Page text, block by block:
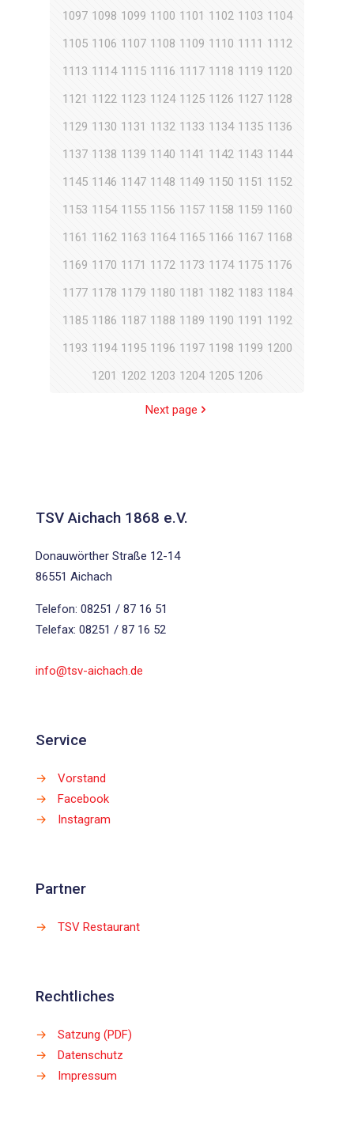
1097 1098 1099 1100 1101 1102 1103 1104
1105 1106 1107 1108 1109 1110 1111 1112
1113 1114 1115 1116 1117 1118 1119 1120
1121 1122 1123 1124 1125 1126 1127 1128
1129 1130 1131 1132 1133 1134 1135 1136
1137 1138 1139 1140 1141 1142 1143 1144
1145 1146 1147 1148 1149 1150 1151 1152
1153 1154 1155 1156 1157 1158 1159 1160
1161 1162 1163 1164 1165 1166 1167 1168
1169 1170 1171 1172 1173 1174 1175 1176
1177 1178 1179 1180 1181 1182 1183 1184
1185 1186 1187 1188 1189 1190 1191 1192
1193 1194 1195 1196 1197 1198 1199 1200
1201 1202 1203 1204 1205 1206
Next page
TSV Aichach 1868 e.V.
Donauwörther Straße 12-14
86551 Aichach
Telefon: 08251 / 87 16 51
Telefax: 08251 / 87 16 52
info@tsv-aichach.de
Service
→
Vorstand
→
Facebook
→
Instagram
Partner
→ TSV Restaurant
Rechtliches
→
Satzung (PDF)
→
Datenschutz
→
Impressum